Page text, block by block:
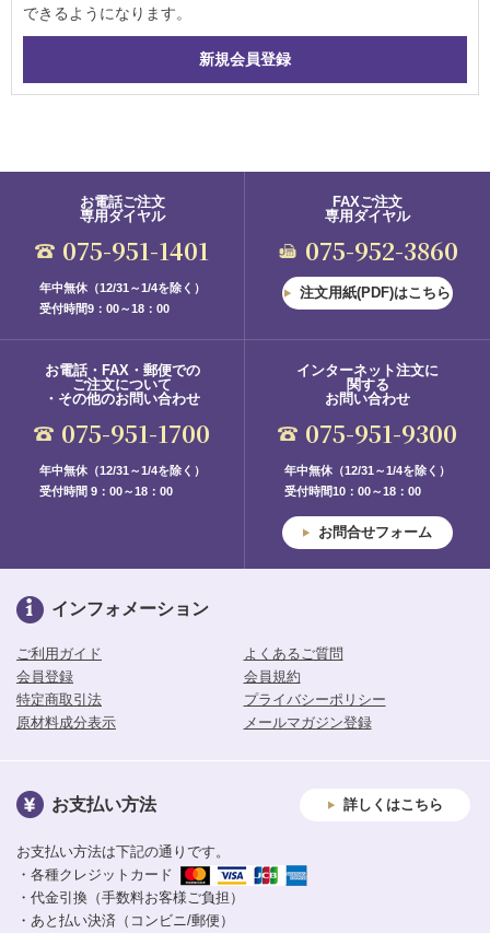
できるようになります。
お電話ご注文
専用ダイヤル
075-951-1401
年中無休（12/31～1/4を除く）
受付時間9：00～18：00
FAXご注文
専用ダイヤル
075-952-3860
注文用紙(PDF)はこちら
お電話・FAX・郵便での
ご注文について
・その他のお問い合わせ
075-951-1700
年中無休（12/31～1/4を除く）
受付時間 9：00～18：00
インターネット注文に
関する
お問い合わせ
075-951-9300
年中無休（12/31～1/4を除く）
受付時間10：00～18：00
お問合せフォーム
インフォメーション
ご利用ガイド
よくあるご質問
会員登録
会員規約
特定商取引法
プライバシーポリシー
原材料成分表示
メールマガジン登録
お支払い方法 詳しくはこちら
お支払い方法は下記の通りです。
・各種クレジットカード
・代金引換（手数料お客様ご負担）
・あと払い決済（コンビニ/郵便）